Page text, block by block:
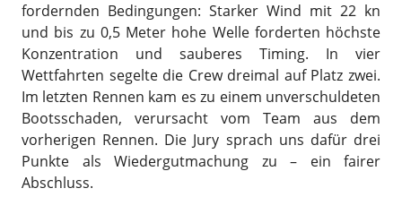
fordernden Bedingungen: Starker Wind mit 22 kn
und bis zu 0,5 Meter hohe Welle forderten höchste
Konzentration und sauberes Timing. In vier
Wettfahrten segelte die Crew dreimal auf Platz zwei.
Im letzten Rennen kam es zu einem unverschuldeten
Bootsschaden, verursacht vom Team aus dem
vorherigen Rennen. Die Jury sprach uns dafür drei
Punkte als Wiedergutmachung zu – ein fairer
Abschluss.